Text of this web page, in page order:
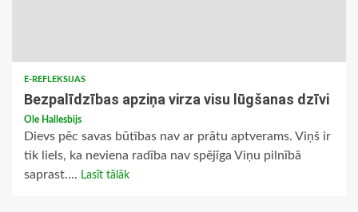
E-REFLEKSIJAS
Bezpalīdzības apziņa virza visu lūgšanas dzīvi
Ole Hallesbijs
Dievs pēc savas būtības nav ar prātu aptverams. Viņš ir
tik liels, ka neviena radība nav spējīga Viņu pilnībā
saprast.... Lasīt tālāk